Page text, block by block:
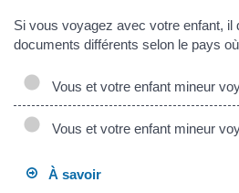
Si vous voyagez avec votre enfant, il
documents différents selon le pays
Vous et votre enfant mineur
Vous et votre enfant mineur
À savoir